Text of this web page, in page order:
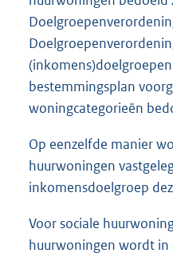
bestemmingsplan
woningcategorieën
Op eenzelfde manier
huurwoningen
inkomensdoelgroep
Voor sociale
huurwoningen wordt in